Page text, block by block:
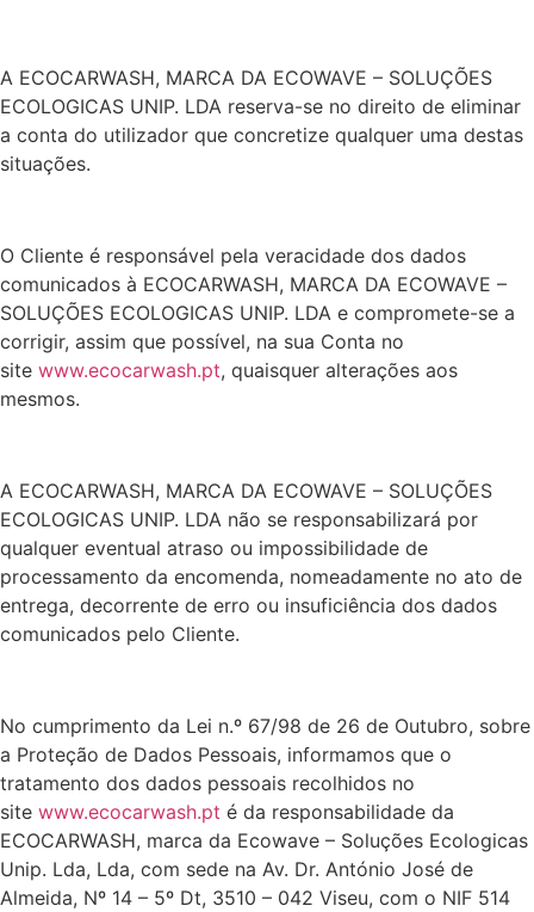
A ECOCARWASH, MARCA DA ECOWAVE – SOLUÇÕES
ECOLOGICAS UNIP. LDA reserva-se no direito de eliminar
a conta do utilizador que concretize qualquer uma destas
situações.
O Cliente é responsável pela veracidade dos dados
comunicados à ECOCARWASH, MARCA DA ECOWAVE –
SOLUÇÕES ECOLOGICAS UNIP. LDA e compromete-se a
corrigir, assim que possível, na sua Conta no
site www.ecocarwash.pt, quaisquer alterações aos
mesmos.
A ECOCARWASH, MARCA DA ECOWAVE – SOLUÇÕES
ECOLOGICAS UNIP. LDA não se responsabilizará por
qualquer eventual atraso ou impossibilidade de
processamento da encomenda, nomeadamente no ato de
entrega, decorrente de erro ou insuficiência dos dados
comunicados pelo Cliente.
No cumprimento da Lei n.º 67/98 de 26 de Outubro, sobre
a Proteção de Dados Pessoais, informamos que o
tratamento dos dados pessoais recolhidos no
site www.ecocarwash.pt é da responsabilidade da
ECOCARWASH, marca da Ecowave – Soluções Ecologicas
Unip. Lda, Lda, com sede na Av. Dr. António José de
Almeida, Nº 14 – 5º Dt, 3510 – 042 Viseu, com o NIF 514